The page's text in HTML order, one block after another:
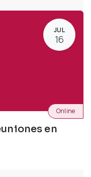
JUL
16
en
Online